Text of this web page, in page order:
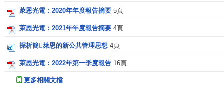
於世。作為全方位發展的時尚
品牌，Calvin Klein旗下一共有
三個主要的服裝路線：高級時
裝的Calvin Klein，高級成衣的
Calvin Klein Jeans。
萊恩光電：2020年年度報告摘要 5頁
萊恩光電：2021年年度報告摘要 4頁
探析簡萊恩的新公共管理思想 4頁
萊恩光電：2022年第一季度報告 16頁
更多相關文檔